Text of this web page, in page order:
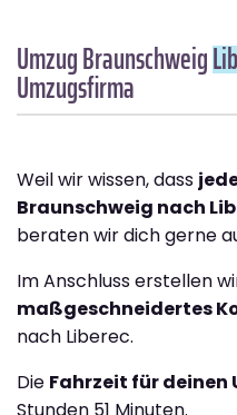
Umzug Braunschweig
Umzugsfirma
Weil wir wissen, dass
Braunschweig nach
beraten wir dich gerne
Im Anschluss erstellen
maßgeschneidertes
nach Liberec.
Die Fahrzeit für deinen